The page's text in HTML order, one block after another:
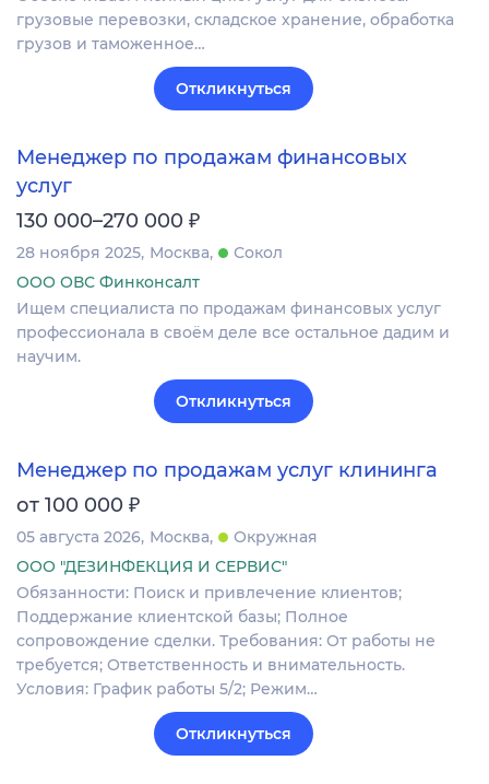
грузовые перевозки, складское хранение, обработка
грузов и таможенное…
Откликнуться
Менеджер по продажам финансовых
услуг
130 000–270 000 ₽
28 ноября 2025 Москва
Сокол
ООО ОВС Финконсалт
Ищем специалиста по продажам финансовых услуг
профессионала в своём деле все остальное дадим и
научим.
Откликнуться
Менеджер по продажам услуг клининга
от 100 000 ₽
05 августа 2026 Москва
Окружная
ООО "ДЕЗИНФЕКЦИЯ И СЕРВИС"
Обязанности: Поиск и привлечение клиентов;
Поддержание клиентской базы; Полное
сопровождение сделки. Требования: От работы не
требуется; Ответственность и внимательность.
Условия: График работы 5/2; Режим…
Откликнуться